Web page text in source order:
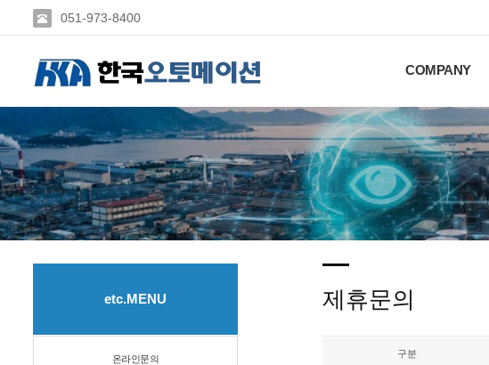
051-973-8400
COMPANY
etc.MENU
온라인문의
제휴문의
구분